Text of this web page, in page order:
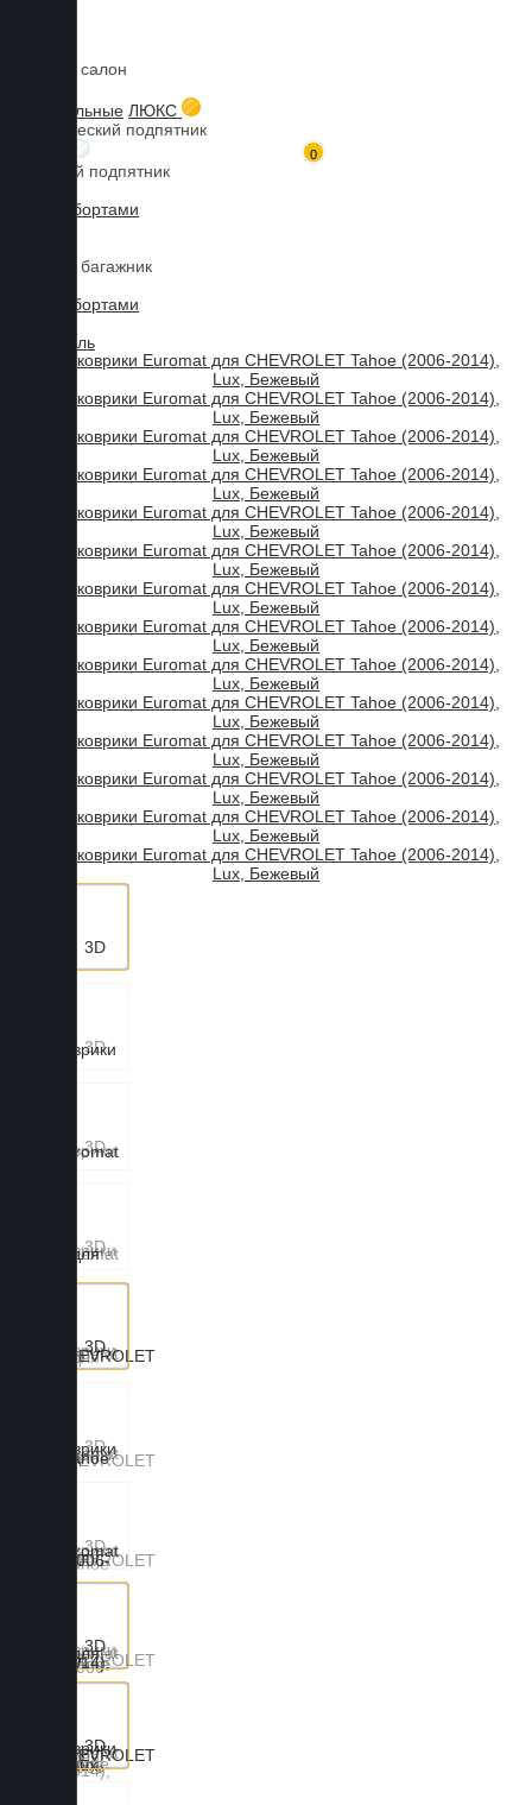
0
Коврики в салон
3D текстильные ЛЮКС
Металлический подпятник
Резиновый подпятник
3D Eva с бортами
Коврики в багажник
3D Eva с бортами
3D Текстиль
Главная Каталог товаров
3D коврики Euromat для CHEVROLET Tahoe (2006-2014), Lux,
Бежевый